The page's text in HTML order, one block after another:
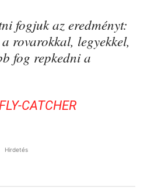
fogjuk az eredményt:
rovarokkal, legyekkel,
fog repkedni a
CATCHER
Hirdetés